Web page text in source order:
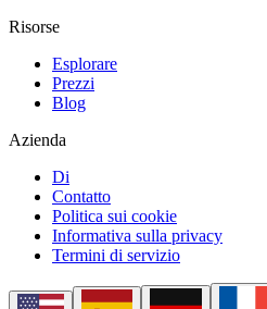
Risorse
Esplorare
Prezzi
Blog
Azienda
Di
Contatto
Politica sui cookie
Informativa sulla privacy
Termini di servizio